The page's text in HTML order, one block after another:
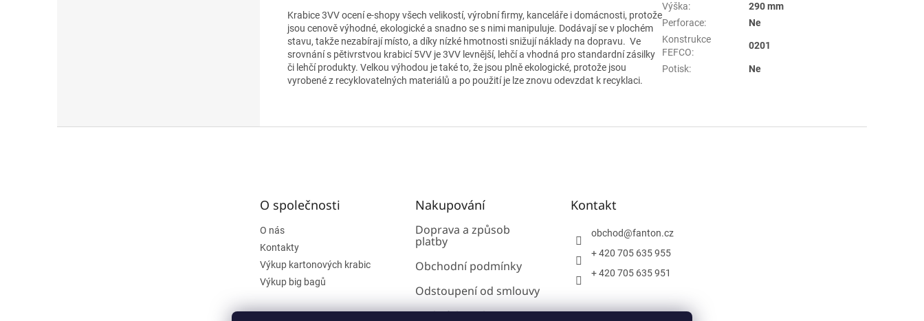
Krabice 3VV ocení e‑shopy všech velikostí, výrobní firmy, kanceláře i domácnosti, protože
jsou cenově výhodné, ekologické a snadno se s nimi manipuluje. Dodávají se v plochém
stavu, takže nezabírají místo, a díky nízké hmotnosti snižují náklady na dopravu. Ve
srovnání s pětivrstvou krabicí 5VV je 3VV levnější, lehčí a vhodná pro standardní zásilky
či lehčí produkty. Velkou výhodou je také to, že jsou plně ekologické, protože jsou
vyrobené z recyklovatelných materiálů a po použití je lze znovu odevzdat k recyklaci.
Výška:
290 mm
Perforace:
Ne
Konstrukce
FEFCO:
0201
Potisk: Ne
O společnosti
O nás
Kontakty
Výkup kartonových krabic
Výkup big bagů
Nakupování
Doprava a způsob
platby
Obchodní podmínky
Odstoupení od smlouvy
Podmínky ochrany
Kontakt
obchod@fanton.cz
+ 420 705 635 955
+ 420 705 635 951